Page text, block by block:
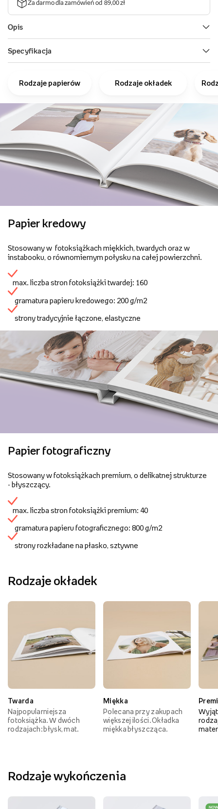
Rodzaje papierów Rodzaje okładek
Papier kredowy
Stosowany w fotoksiążkach miękkich, twardych oraz w
instabooku, o równomiernym połysku na całej powierzchni.
max. liczba stron fotoksiążki twardej: 160
gramatura papieru kredowego: 200 g/m2
strony tradycyjnie łączone, elastyczne
Papier fotograficzny
Stosowany w fotoksiążkach premium, o delikatnej strukturze
- błyszczący.
max. liczba stron fotoksiążki premium: 40
gramatura papieru fotograficznego: 800 g/m2
strony rozkładane na płasko, sztywne
Rodzaje okładek
Twarda
Najpopularniejsza
fotoksiążka. W dwóch
rodzajach: błysk, mat.
Miękka
Polecana przy zakupach
większej ilości. Okładka
miękka błyszcząca.
Rodzaje wykończenia